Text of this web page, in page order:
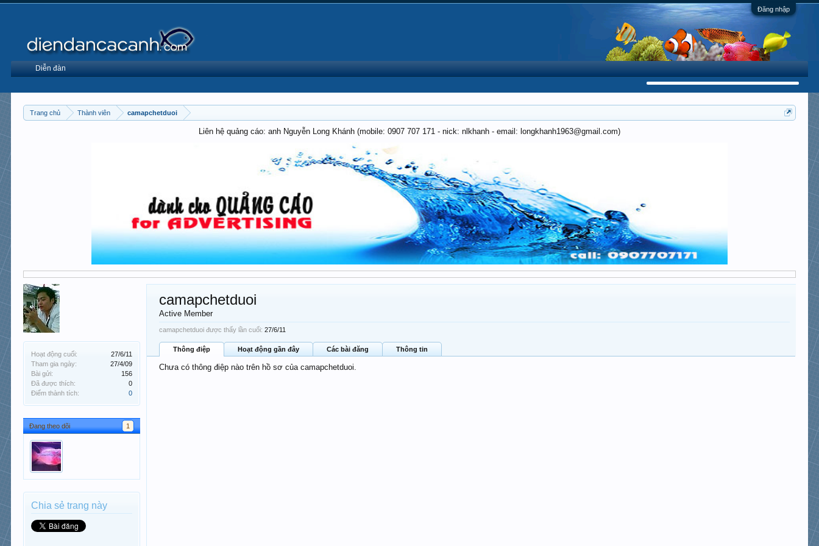
Đăng nhập
Trang chủ Thành viên camapchetduoi
Liên hệ quảng cáo: anh Nguyễn Long Khánh (mobile: 0907 707 171 - nick: nlkhanh - email: longkhanh1963@gmail.com)
Hoạt động cuối:
27/6/11
Tham gia ngày:
27/4/09
Bài gửi:
156
Đã được thích:
0
Điểm thành tích:
0
Đang theo dõi 1
Chia sẻ trang này
camapchetduoi
Active Member
camapchetduoi được thấy lần cuối: 27/6/11
Thông điệp Hoạt động gần đây Các bài đăng Thông tin
Chưa có thông điệp nào trên hồ sơ của camapchetduoi.
Diễn đàn